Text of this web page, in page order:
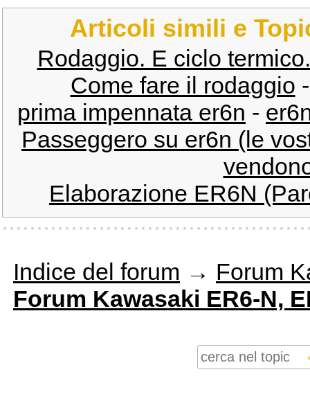
Articoli simili e
Rodaggio. E ciclo
Come fare il rodaggio
prima impennata er6n -
Passeggero su er6n (le
Elaborazione ER6N
Indice del forum → Forum
Forum Kawasaki ER6-N,